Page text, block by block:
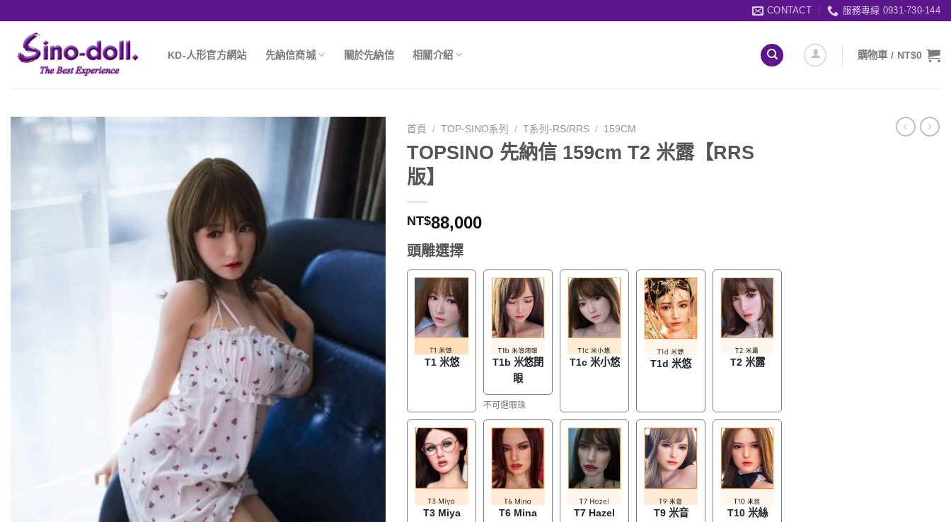
CONTACT 服務專線 0931-730-144
KD-人形官方網站 先納信商城 關於先納信 相關介紹 購物車 / NT$0
首頁 / TOP-SINO系列 / T系列-RS/RRS / 159CM
TOPSINO 先納信 159cm T2 米露【RRS
版】
NT$88,000
頭雕選擇
T1 米悠
T1b 米悠閉
眼
不可選眼珠
T1c 米小悠 T1d 米悠 T2 米露
T3 Miya T6 Mina T7 Hazel T9 米音 T10 米絲